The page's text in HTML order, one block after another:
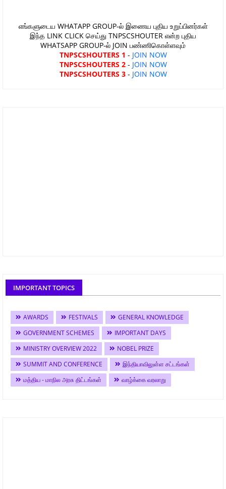
எங்களுடைய WHATAPP GROUP-ல் இணைய புதிய உறுப்பினர்கள்
இந்த LINK CLICK செய்து TNPSCSHOUTER என்ற புதிய
WHATSAPP GROUP-ல் JOIN பண்ணிகொள்ளவும்
TNPSCSHOUTERS 1 - JOIN NOW
TNPSCSHOUTERS 2- JOIN NOW
TNPSCSHOUTERS 3- JOIN NOW
IMPORTANT TOPICS
AWARDS FESTIVALS
GENERAL KNOWLEDGE
GOVERNMENT SCHEMES
IMPORTANT DAYS
MINISTRY OVERVIEW 2022
NOBEL PRIZE
SUMMIT AND CONFERENCE
இந்தியாவிலுள்ள சட்டங்கள்
மத்திய - மாநில அரசு திட்டங்கள்
வாழ்க்கை வரலாறு